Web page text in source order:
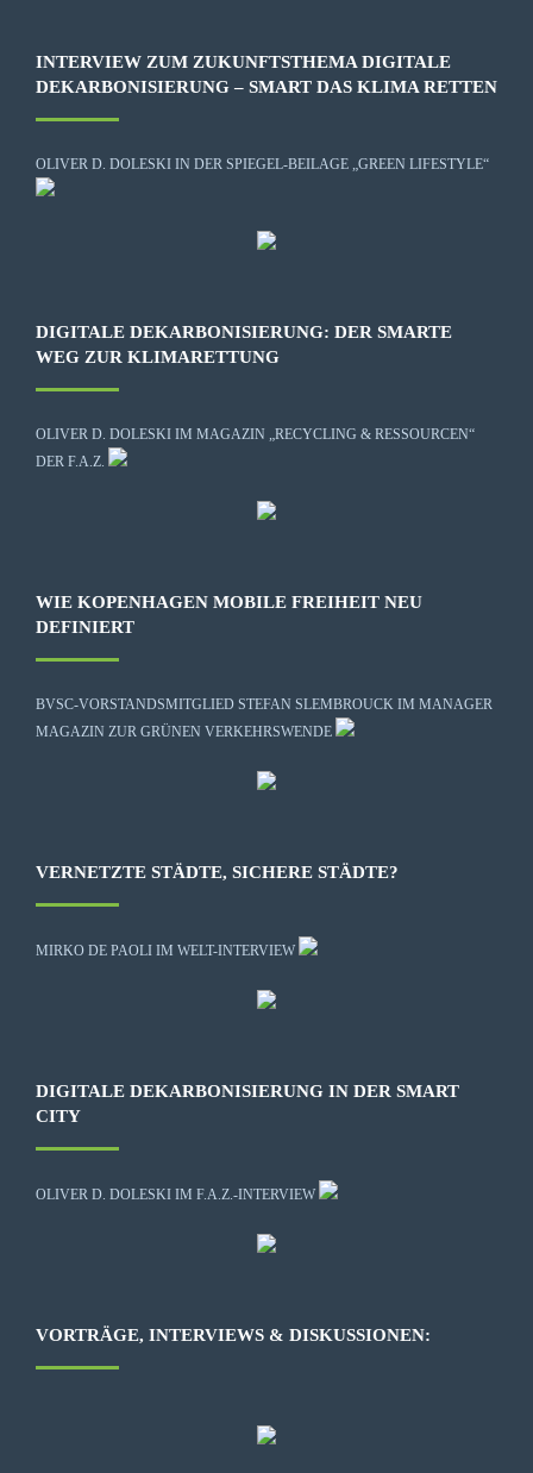
INTERVIEW ZUM ZUKUNFTSTHEMA DIGITALE
DEKARBONISIERUNG – SMART DAS KLIMA RETTEN
OLIVER D. DOLESKI IN DER SPIEGEL-BEILAGE „GREEN LIFESTYLE“
DIGITALE DEKARBONISIERUNG: DER SMARTE
WEG ZUR KLIMARETTUNG
OLIVER D. DOLESKI IM MAGAZIN „RECYCLING & RESSOURCEN“
DER F.A.Z.
WIE KOPENHAGEN MOBILE FREIHEIT NEU
DEFINIERT
BVSC-VORSTANDSMITGLIED STEFAN SLEMBROUCK IM MANAGER
MAGAZIN ZUR GRÜNEN VERKEHRSWENDE
VERNETZTE STÄDTE, SICHERE STÄDTE?
MIRKO DE PAOLI IM WELT-INTERVIEW
DIGITALE DEKARBONISIERUNG IN DER SMART
CITY
OLIVER D. DOLESKI IM F.A.Z.-INTERVIEW
VORTRÄGE, INTERVIEWS & DISKUSSIONEN: